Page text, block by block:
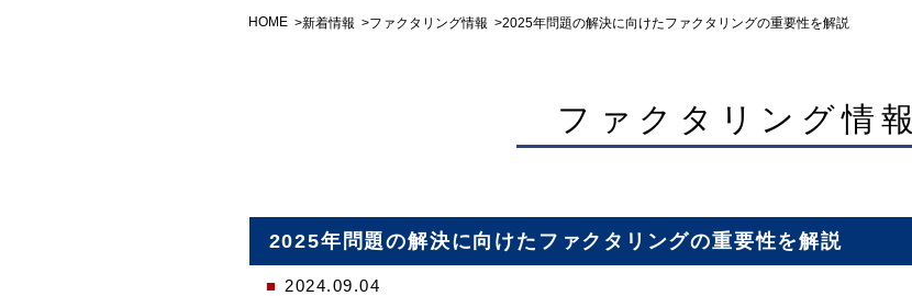
HOME 新着情報 ファクタリング情報 2025年問題の解決に向けたファクタリングの重要性を解説
ファクタリング情報
2025年問題の解決に向けたファクタリングの重要性を解説
2024.09.04